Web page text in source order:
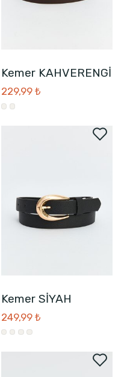
Kemer KAHVERENGİ
229,99 ₺
Kemer SİYAH
249,99 ₺